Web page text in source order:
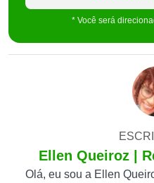
* Você será
Ellen Queiroz |
Olá, eu sou a Ellen